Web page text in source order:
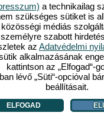
Mi is az az Én Kicsi
a böngészős játéknak a
|Adatvédelmi
|My Free Farm 2 App|
játékok - Upjers.com|
a technikailag
szükséges sütiket is
médiás
szabott
az Adatvédelmi
alkalmazásának
kattintson az „Elfogad“-
lévő „Süti“-opcióval
beállításait.
ELFOGAD